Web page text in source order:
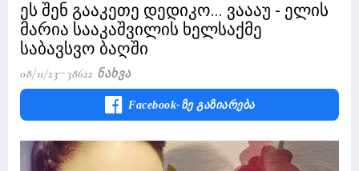
ეს შენ გააკეთე დედიკო... ვაააუ - ელის
მარია სააკაშვილის ხელსაქმე
საბავსვო ბაღში
08/11/23 38622 Ნახვა
Facebook-Ზე Გაზიარება